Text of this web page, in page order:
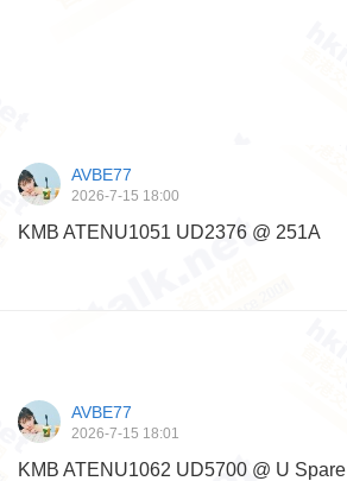
AVBE77
2026-7-15 18:00
KMB ATENU1051 UD2376 @ 251A
AVBE77
2026-7-15 18:01
KMB ATENU1062 UD5700 @ U Spare